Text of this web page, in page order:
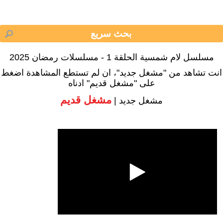
مسلسل لام شمسية الحلقة 1 - مسلسلات رمضان 2025
انت تشاهد من "مشغل جديد"، ان لم تستطع المشاهدة اضغط
على "مشغل قديم" ادناه
مشغل جديد | مشغل قديم